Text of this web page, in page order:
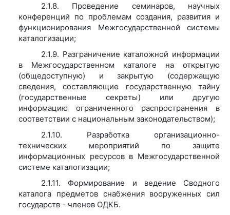
2.1.8. Проведение семинаров, научных
конференций по проблемам создания, развития и
функционирования Межгосударственной системы
каталогизации;
2.1.9. Разграничение каталожной информации
в Межгосударственном каталоге на открытую
(общедоступную) и закрытую (содержащую
сведения, составляющие государственную тайну
(государственные секреты) или другую
информацию ограниченного распространения в
соответствии с национальным законодательством);
2.1.10. Разработка организационно-
технических мероприятий по защите
информационных ресурсов в Межгосударственной
системе каталогизации;
2.1.11. Формирование и ведение Сводного
каталога предметов снабжения вооруженных сил
государств - членов ОДКБ.